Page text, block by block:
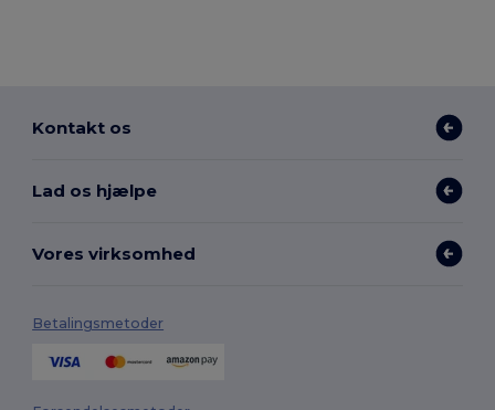
Kontakt os
Lad os hjælpe
Vores virksomhed
Betalingsmetoder